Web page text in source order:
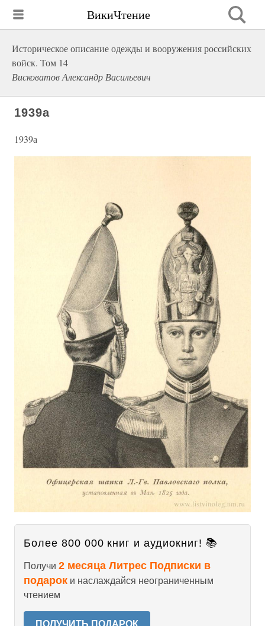
ВикиЧтение
Историческое описание одежды и вооружения российских
войск. Том 14
Висковатов Александр Васильевич
1939а
1939а
Более 800 000 книг и аудиокниг! 📚
Получи 2 месяца Литрес Подписки в
подарок и наслаждайся неограниченным
чтением
ПОЛУЧИТЬ ПОДАРОК